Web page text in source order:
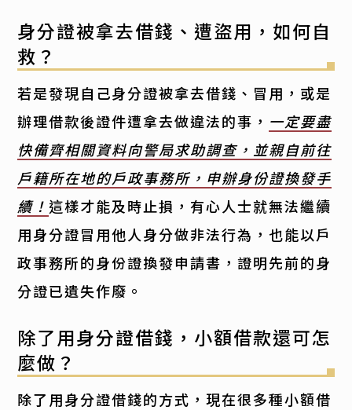
身分證被拿去借錢、遭盜用，如何自
救？
若是發現自己身分證被拿去借錢、冒用，或是
辦理借款後證件遭拿去做違法的事， 一定要盡
快備齊相關資料向警局求助調查，並親自前往
戶籍所在地的戶政事務所，申辦身份證換發手
續！這樣才能及時止損，有心人士就無法繼續
用身分證冒用他人身分做非法行為，也能以戶
政事務所的身份證換發申請書，證明先前的身
分證已遺失作廢。
除了用身分證借錢，小額借款還可怎
麼做？
除了用身分證借錢的方式，現在很多種小額借